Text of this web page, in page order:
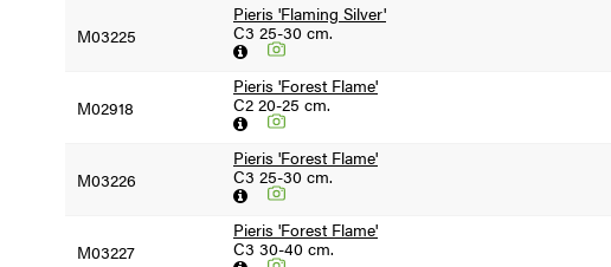
M03225
Pieris 'Flaming Silver'
C3 25-30 cm.
M02918
Pieris 'Forest Flame'
C2 20-25 cm.
M03226
Pieris 'Forest Flame'
C3 25-30 cm.
M03227
Pieris 'Forest Flame'
C3 30-40 cm.